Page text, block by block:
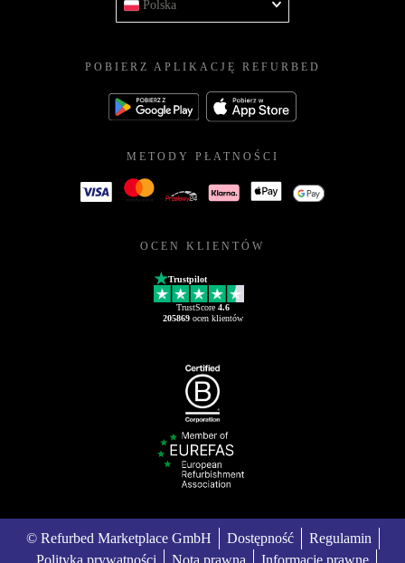
Polska
POBIERZ APLIKACJĘ REFURBED
METODY PŁATNOŚCI
OCEN KLIENTÓW
Trustpilot
TrustScore 4.6
205869ocen klientów
© Refurbed Marketplace GmbH Dostępność
Regulamin
Polityka prywatności
Nota prawna Informacje prawne